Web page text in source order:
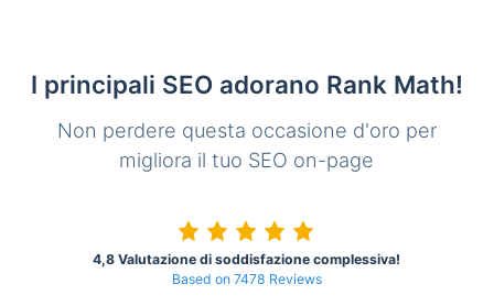
I principali SEO adorano Rank Math!
Non perdere questa occasione d'oro per
migliora il tuo SEO on-page
4,8 Valutazione di soddisfazione complessiva!
Based on 7478 Reviews